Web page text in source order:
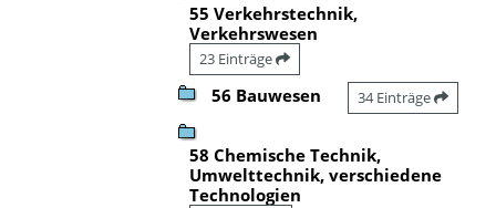
55 Verkehrstechnik,
Verkehrswesen
23 Einträge
56 Bauwesen 34 Einträge
58 Chemische Technik,
Umwelttechnik, verschiedene
Technologien